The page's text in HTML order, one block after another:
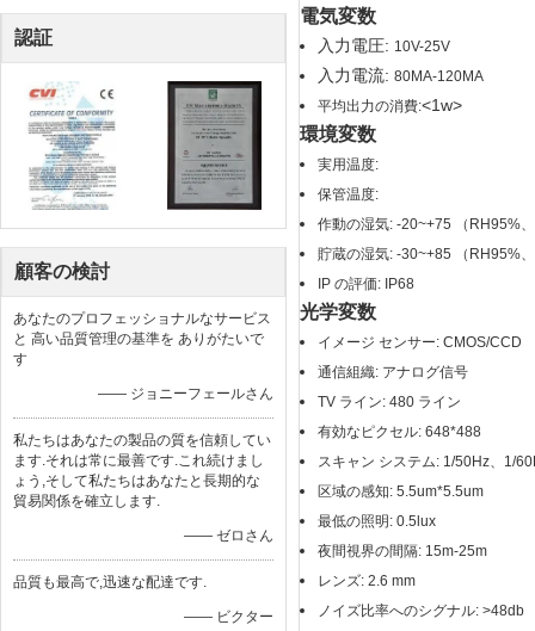
認証
顧客の検討
あなたのプロフェッショナルなサービス
と 高い品質管理の基準を ありがたいで
す
—— ジョニーフェールさん
私たちはあなたの製品の質を信頼してい
ます.それは常に最善です.これ続けまし
ょう,そして私たちはあなたと長期的な
貿易関係を確立します.
—— ゼロさん
品質も最高で,迅速な配達です.
—— ビクター
電気変数
入力電圧: 10V-25V
入力電流: 80MA-120MA
平均出力の消費:<1w>
環境変数
実用温度:
保管温度:
作動の湿気: -20~+75 （RH95%
貯蔵の湿気: -30~+85 （RH95%
IP の評価: IP68
光学変数
イメージ センサー: CMOS/CCD
通信組織: アナログ信号
TV ライン: 480 ライン
有効なピクセル: 648*488
スキャン システム: 1/50Hz、1/
区域の感知: 5.5um*5.5um
最低の照明: 0.5lux
夜間視界の間隔: 15m-25m
レンズ: 2.6 mm
ノイズ比率へのシグナル: >48db